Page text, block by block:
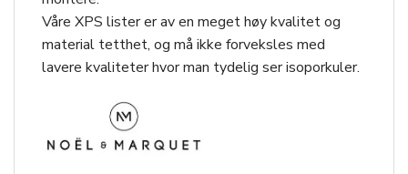
Våre XPS lister er av en meget høy kvalitet og
material tetthet, og må ikke forveksles med
lavere kvaliteter hvor man tydelig ser isoporkuler.